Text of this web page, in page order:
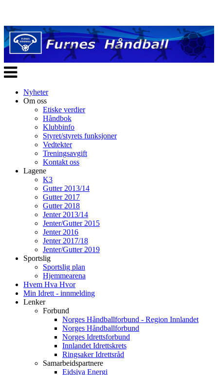
Veksle
navigasjon
Nyheter
Om oss
Etiske verdier
Håndbok
Klubbinfo
Styret/styrets funksjoner
Vedtekter
Treningsavgift
Kontakt oss
Lagene
K3
Gutter 2013/14
Gutter 2017
Gutter 2018
Jenter 2013/14
Jenter/Gutter 2015
Jenter 2016
Jenter 2017/18
Jenter/Gutter 2019
Sportslig
Sportslig plan
Hjemmearena
Hvem Hva Hvor
Min Idrett - innmelding
Lenker
Forbund
Norges Håndballforbund - Region Innlandet
Norges Håndballforbund
Norges Idrettsforbund
Innlandet Idrettskrets
Ringsaker Idrettsråd
Samarbeidspartnere
Eidsiva Energi